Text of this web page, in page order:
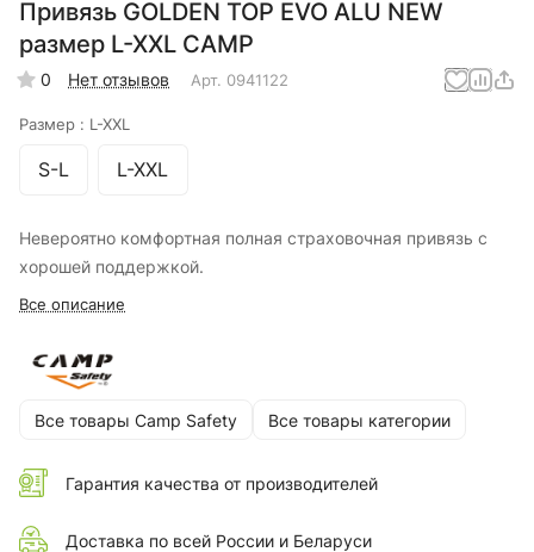
Привязь GOLDEN TOP EVO ALU NEW
размер L-XXL CAMP
0 Нет отзывов Арт. 0941122
Размер : L-XXL
S-L L-XXL
Невероятно комфортная полная страховочная привязь с
хорошей поддержкой.
Все описание
Все товары Camp Safety Все товары категории
Гарантия качества от производителей
Доставка по всей России и Беларуси